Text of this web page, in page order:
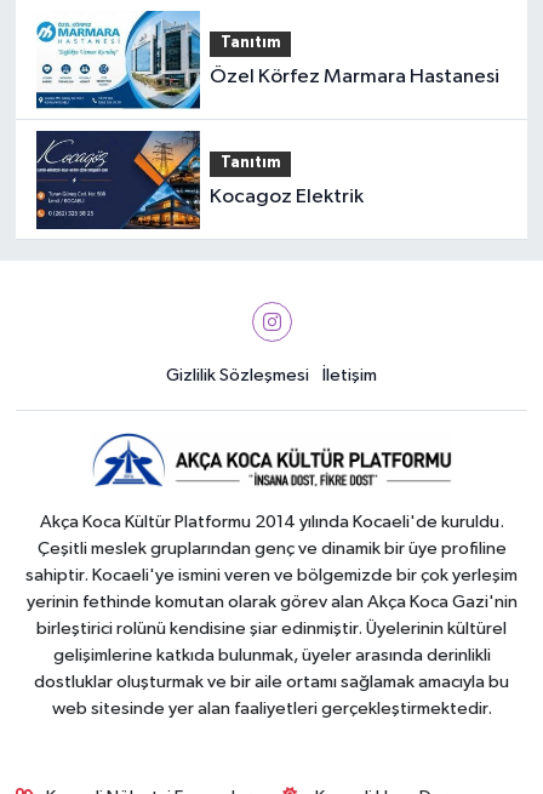
Tanıtım
Özel Körfez Marmara Hastanesi
Tanıtım
Kocagoz Elektrik
Gizlilik Sözleşmesi İletişim
Akça Koca Kültür Platformu 2014 yılında Kocaeli'de kuruldu.
Çeşitli meslek gruplarından genç ve dinamik bir üye profiline
sahiptir. Kocaeli'ye ismini veren ve bölgemizde bir çok yerleşim
yerinin fethinde komutan olarak görev alan Akça Koca Gazi'nin
birleştirici rolünü kendisine şiar edinmiştir. Üyelerinin kültürel
gelişimlerine katkıda bulunmak, üyeler arasında derinlikli
dostluklar oluşturmak ve bir aile ortamı sağlamak amacıyla bu
web sitesinde yer alan faaliyetleri gerçekleştirmektedir.